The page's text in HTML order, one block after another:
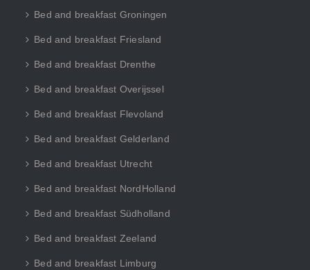
Bed and breakfast Groningen
Bed and breakfast Friesland
Bed and breakfast Drenthe
Bed and breakfast Overijssel
Bed and breakfast Flevoland
Bed and breakfast Gelderland
Bed and breakfast Utrecht
Bed and breakfast NordHolland
Bed and breakfast Südholland
Bed and breakfast Zeeland
Bed and breakfast Limburg